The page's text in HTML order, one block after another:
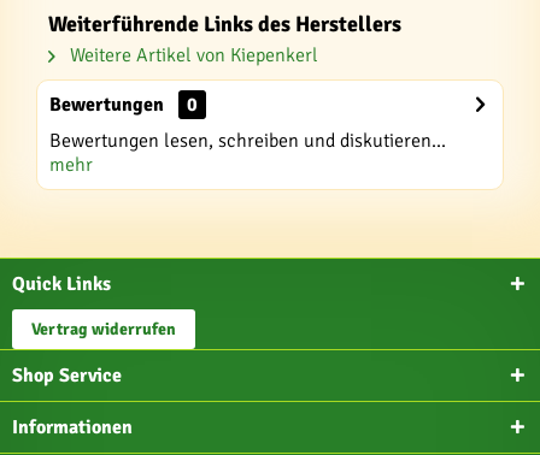
Weiterführende Links des Herstellers
Weitere Artikel von Kiepenkerl
Bewertungen
0
Bewertungen lesen, schreiben und diskutieren...
mehr
Quick Links
Vertrag widerrufen
Shop Service
Informationen